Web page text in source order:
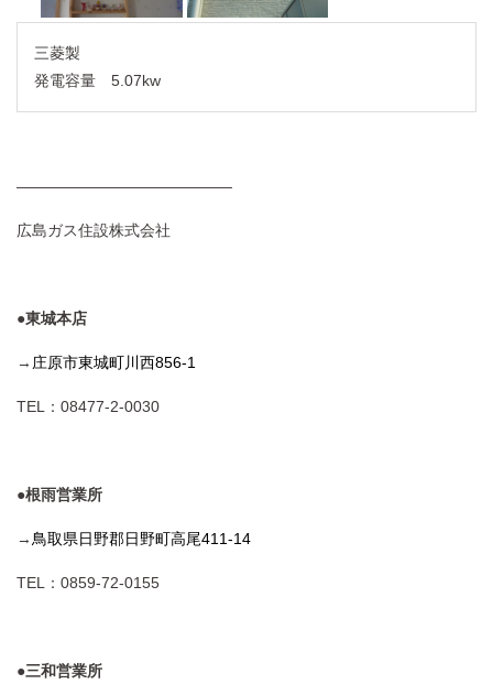
三菱製
発電容量 5.07kw
——————————————
広島ガス住設株式会社
●東城本店
→ 庄原市東城町川西856-1
TEL：08477-2-0030
●根雨営業所
→鳥取県日野郡日野町高尾411-14
TEL：0859-72-0155
●三和営業所